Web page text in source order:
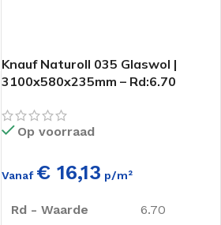
Knauf Naturoll 035 Glaswol |
3100x580x235mm – Rd:6.70
Op voorraad
Vanaf € 16,13 p/m²
Rd - Waarde 6.70